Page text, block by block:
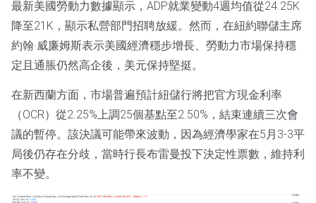
最新美國勞動力數據顯示，ADP就業變動4週均值從24.25K
降至21K，顯示私營部門招聘放緩。然而，在紐約聯儲主席
約翰·威廉姆斯表示美國經濟穩步增長、勞動力市場保持穩
定且通脹仍然高企後，美元保持堅挺。
在新西蘭方面，市場普遍預計紐儲行將把官方現金利率
（OCR）從2.25%上調25個基點至2.50%，結束連續三次會
議的暫停。該決議可能帶來波動，因為經濟學家在5月3-3平
局後仍存在分歧，當時行長布雷曼投下決定性票數，維持利
率不變。